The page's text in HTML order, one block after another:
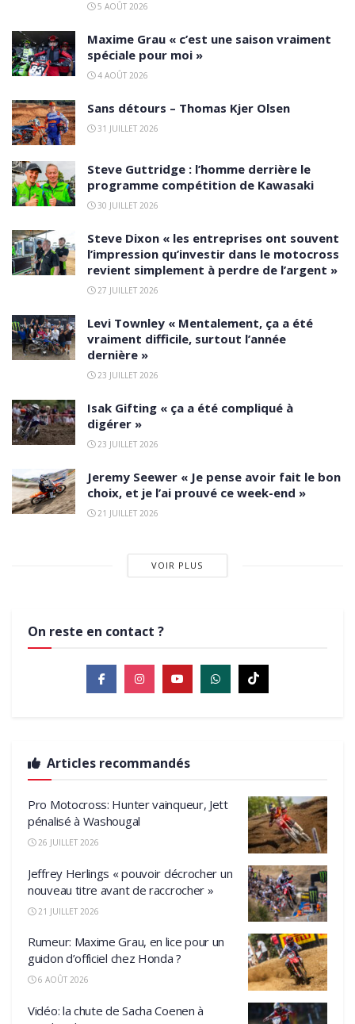
5 AOÛT 2026
Maxime Grau « c’est une saison vraiment
spéciale pour moi »
4 AOÛT 2026
Sans détours – Thomas Kjer Olsen
31 JUILLET 2026
Steve Guttridge : l’homme derrière le
programme compétition de Kawasaki
30 JUILLET 2026
Steve Dixon « les entreprises ont souvent
l’impression qu’investir dans le motocross
revient simplement à perdre de l’argent »
27 JUILLET 2026
Levi Townley « Mentalement, ça a été
vraiment difficile, surtout l’année
dernière »
23 JUILLET 2026
Isak Gifting « ça a été compliqué à
digérer »
23 JUILLET 2026
Jeremy Seewer « Je pense avoir fait le bon
choix, et je l’ai prouvé ce week-end »
21 JUILLET 2026
VOIR PLUS
On reste en contact ?
Articles recommandés
Pro Motocross: Hunter vainqueur, Jett
pénalisé à Washougal
26 JUILLET 2026
Jeffrey Herlings « pouvoir décrocher un
nouveau titre avant de raccrocher »
21 JUILLET 2026
Rumeur: Maxime Grau, en lice pour un
guidon d’officiel chez Honda ?
6 AOÛT 2026
Vidéo: la chute de Sacha Coenen à